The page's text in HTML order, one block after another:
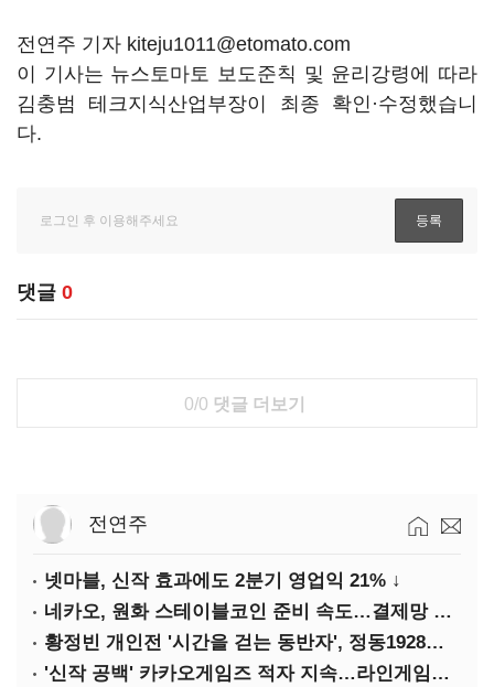
전연주 기자 kiteju1011@etomato.com
이 기사는 뉴스토마토 보도준칙 및 윤리강령에 따라
김충범 테크지식산업부장이 최종 확인·수정했습니
다.
댓글 0
0/0 댓글 더보기
전연주
넷마블, 신작 효과에도 2분기 영업익 21% ↓
네카오, 원화 스테이블코인 준비 속도…결제망 안전장치 확보 과제
황정빈 개인전 '시간을 걷는 동반자', 정동1928아트센터서 개최
'신작 공백' 카카오게임즈 적자 지속…라인게임즈와 합병 X